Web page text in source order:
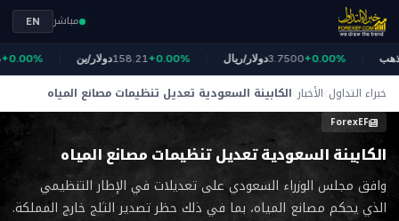
مباشر EN
دولار/ين158.21+0.00% دولار/ريال3.7500+0.00% الذهب
خبراء التداول الأخبار الكابينة السعودية تعديل تنظيمات مصانع المياه
ForexEF
الكابينة السعودية تعديل تنظيمات مصانع المياه
وافق مجلس الوزراء السعودي على تعديلات في الإطار التنظيمي
الذي يحكم مصانع المياه، بما في ذلك حظر تصدير الثلج خارج المملكة.